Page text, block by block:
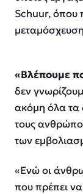
Schuur, όπου
«Bλέπουμε
δεν
ακόμη όλα τα
τους
των
«Ενώ οι
που πρέπει να